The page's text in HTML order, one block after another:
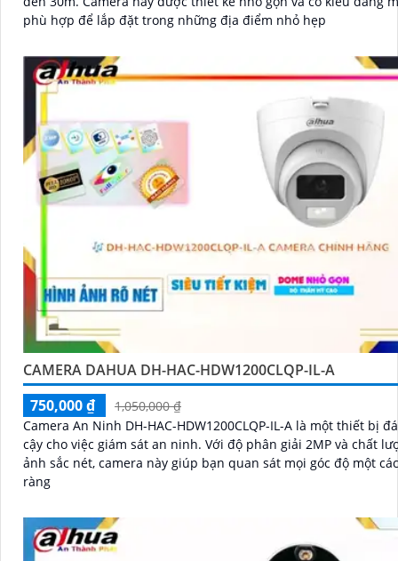
phù hợp để lắp đặt trong những địa điểm nhỏ hẹp
CAMERA DAHUA DH-HAC-HDW1200CLQP-IL-A
750,000 ₫
1,050,000 ₫
Camera An Ninh DH-HAC-HDW1200CLQP-IL-A là một thiết bị
cậy cho việc giám sát an ninh. Với độ phân giải 2MP và chất lượng hình
ảnh sắc nét, camera này giúp bạn quan sát mọi góc độ một
ràng